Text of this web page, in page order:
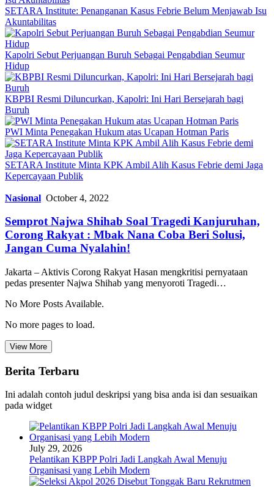
SETARA Institute: Penanganan Kasus Febrie Belum Menjawab Isu
Akuntabilitas
Kapolri Sebut Perjuangan Buruh Sebagai Pengabdian Seumur
Hidup
KBPBI Resmi Diluncurkan, Kapolri: Ini Hari Bersejarah bagi
Buruh
PWI Minta Penegakan Hukum atas Ucapan Hotman Paris
SETARA Institute Minta KPK Ambil Alih Kasus Febrie demi Jaga
Kepercayaan Publik
Nasional October 4, 2022
Semprot Najwa Shihab Soal Tragedi Kanjuruhan,
Corong Rakyat : Mbak Nana Coba Beri Solusi,
Jangan Cuma Nyalahin!
Jakarta – Aktivis Corong Rakyat Hasan mengkritisi pernyataan
pedas presenter Najwa Shihab yang menyoroti Tragedi…
No More Posts Available.
No more pages to load.
View More
Berita Terbaru
Ini adalah contoh judul deskripsi yang bisa anda isi dan sesuaikan
pada widget
July 29, 2026
Pelantikan KBPP Polri Jadi Langkah Awal Menuju
Organisasi yang Lebih Modern